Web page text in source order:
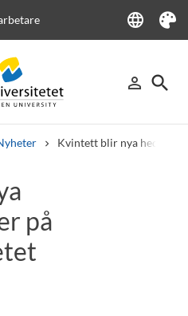
language
Language
Tema
person_outline
Logga in
search
Sök
Kvintett blir nya
Välkomstbrev
på